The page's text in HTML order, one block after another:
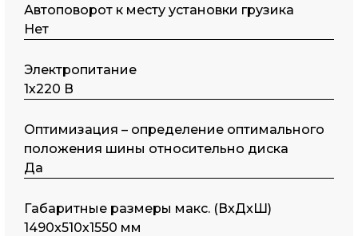
Автоповорот к месту установки грузика
Нет
Электропитание
1х220 В
Оптимизация – определение оптимального
положения шины относительно диска
Да
Габаритные размеры макс. (ВxДxШ)
1490x510х1550 мм